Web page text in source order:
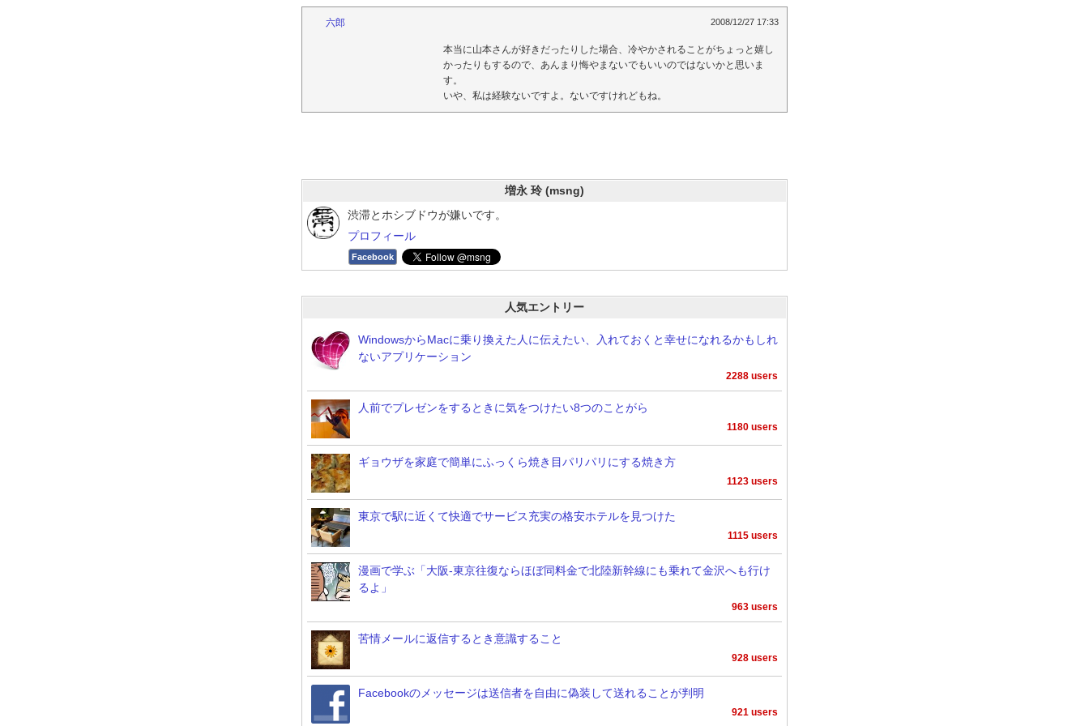
六郎 2008/12/27 17:33
本当に山本さんが好きだったりした場合、冷やかされることがちょっと嬉し
かったりもするので、あんまり悔やまないでもいいのではないかと思いま
す。
いや、私は経験ないですよ。ないですけれどもね。
増永 玲 (msng)
渋滞とホシブドウが嫌いです。
プロフィール
Facebook
人気エントリー
WindowsからMacに乗り換えた人に伝えたい、入れておくと幸せになれるかもしれ
ないアプリケーション
2288 users
人前でプレゼンをするときに気をつけたい8つのことがら
1180 users
ギョウザを家庭で簡単にふっくら焼き目パリパリにする焼き方
1123 users
東京で駅に近くて快適でサービス充実の格安ホテルを見つけた
1115 users
漫画で学ぶ「大阪-東京往復ならほぼ同料金で北陸新幹線にも乗れて金沢へも行け
るよ」
963 users
苦情メールに返信するとき意識すること
928 users
Facebookのメッセージは送信者を自由に偽装して送れることが判明
921 users